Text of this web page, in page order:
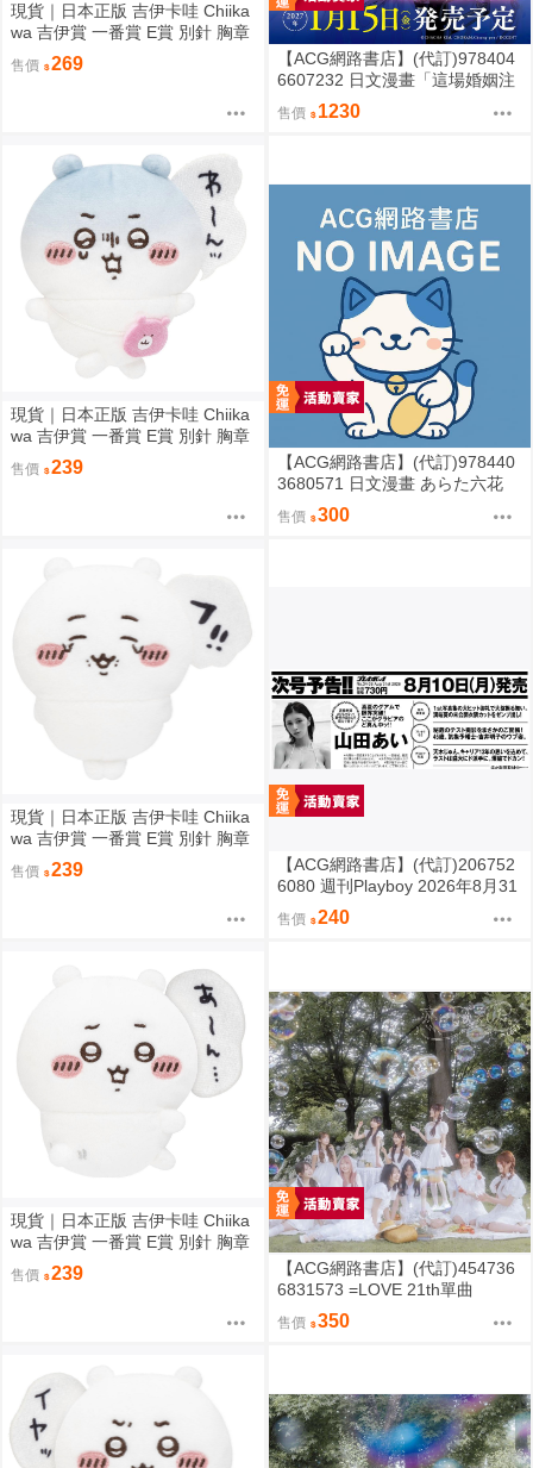
現貨｜日本正版 吉伊卡哇 Chiika
wa 吉伊賞 一番賞 E賞 別針 胸章
娃娃 (靈魂交換）｜吉伊 小可愛
ちいかわ
售價 269
【ACG網路書店】(代訂)978404
6607232 日文漫畫「這場婚姻注
定凋零/この結婚はどうせうまく
いかない (7)」特裝版
售價 1230
現貨｜日本正版 吉伊卡哇 Chiika
wa 吉伊賞 一番賞 E賞 別針 胸章
娃娃 (わ〜んッ）｜吉伊 小可愛
ちいかわ
售價 239
【ACG網路書店】(代訂)978440
3680571 日文漫畫 あらた六花
「甜蜜似糖的十七歲 / セブンテ
ィーンシロップス (2)」
售價 300
現貨｜日本正版 吉伊卡哇 Chiika
wa 吉伊賞 一番賞 E賞 別針 胸章
娃娃 (フ!!）｜吉伊 小可愛 ちい
かわ
售價 239
【ACG網路書店】(代訂)206752
6080 週刊Playboy 2026年8月31
日號 封面:山田愛
售價 240
現貨｜日本正版 吉伊卡哇 Chiika
wa 吉伊賞 一番賞 E賞 別針 胸章
娃娃 (あーん…）｜吉伊 小可愛
ちいかわ
售價 239
【ACG網路書店】(代訂)454736
6831573 =LOVE 21th單曲
「恋、はじめました。」Type-F
通常盤
售價 350